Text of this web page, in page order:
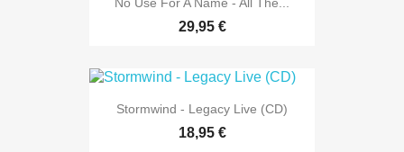
29,95 €
Stormwind - Legacy Live (CD)
18,95 €